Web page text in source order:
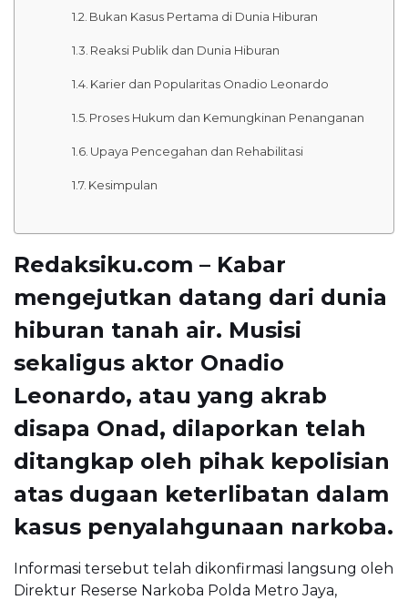
Bukan Kasus Pertama di Dunia Hiburan
Reaksi Publik dan Dunia Hiburan
Karier dan Popularitas Onadio Leonardo
Proses Hukum dan Kemungkinan Penanganan
Upaya Pencegahan dan Rehabilitasi
Kesimpulan
Redaksiku.com – Kabar
mengejutkan datang dari dunia
hiburan tanah air. Musisi
sekaligus aktor Onadio
Leonardo, atau yang akrab
disapa Onad, dilaporkan telah
ditangkap oleh pihak kepolisian
atas dugaan keterlibatan dalam
kasus penyalahgunaan narkoba.
Informasi tersebut telah dikonfirmasi langsung oleh
Direktur Reserse Narkoba Polda Metro Jaya,